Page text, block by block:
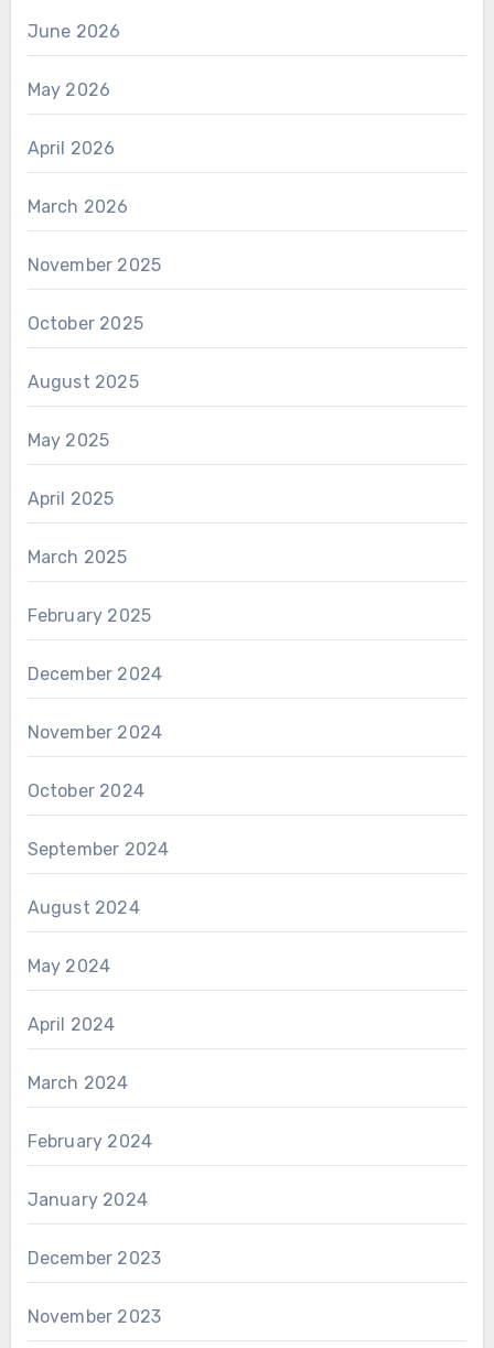
June 2026
May 2026
April 2026
March 2026
November 2025
October 2025
August 2025
May 2025
April 2025
March 2025
February 2025
December 2024
November 2024
October 2024
September 2024
August 2024
May 2024
April 2024
March 2024
February 2024
January 2024
December 2023
November 2023